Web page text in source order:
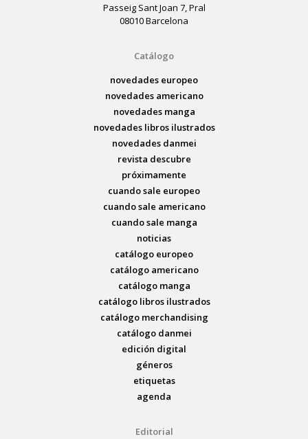
Passeig Sant Joan 7, Pral
08010 Barcelona
Catálogo
novedades europeo
novedades americano
novedades manga
novedades libros ilustrados
novedades danmei
revista descubre
próximamente
cuando sale europeo
cuando sale americano
cuando sale manga
noticias
catálogo europeo
catálogo americano
catálogo manga
catálogo libros ilustrados
catálogo merchandising
catálogo danmei
edición digital
géneros
etiquetas
agenda
Editorial